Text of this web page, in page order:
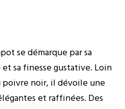
se démarque par sa
sa finesse gustative. Loin
noir, il dévoile une
et raffinées. Des